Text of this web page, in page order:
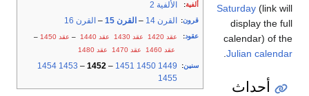
ألفية: الألفية 2
قرون: القرن 14 – القرن 15 – القرن 16
عقود: عقد 1420 عقد 1430 عقد 1440 – عقد 1450
–
عقد 1460
عقد 1470 عقد 1480
سنين:
1449
1450
1451
–
1452
–
1453
1454
1455
Saturday (link will
display the full
calendar) of the
Julian calendar
أحداث